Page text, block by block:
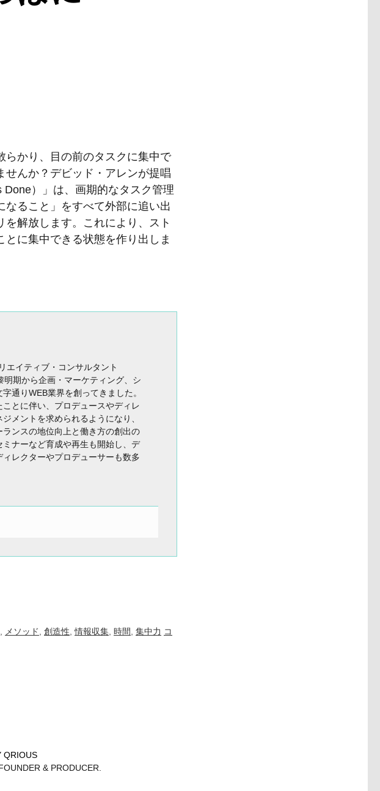
らかり、目の前のタスクに集中で
せんか？デビッド・アレンが提唱
）」は、画期的なタスク管理
なること」をすべて外部に追い出
を解放します。これにより、スト
とに集中できる状態を作り出しま
エイティブ・コンサルタント
期から企画・マーケティング、シ
通りWEB業界を創ってきました。
とに伴い、プロデュースやディレ
メントを求められるようになり、
ンスの地位向上と働き方の創出の
ナーなど育成や再生も開始し、デ
レクターやプロデューサーも数多
メソッド 創造性 ,情報収集 時間 集中力 コ
QRIOUS
& PRODUCER.